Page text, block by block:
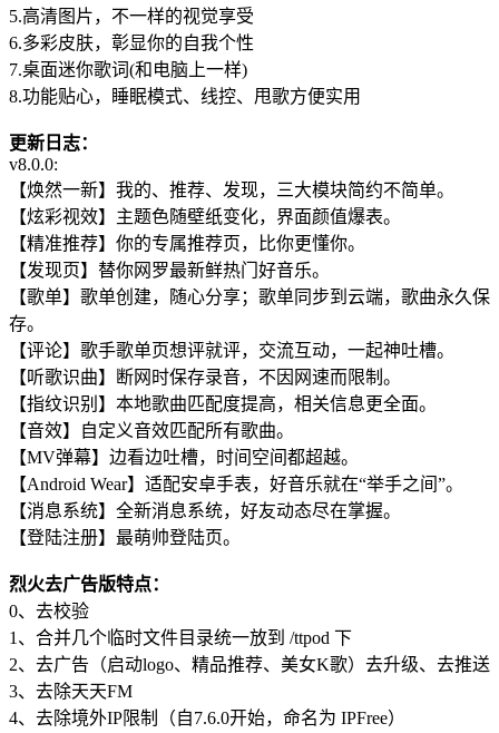
5.高清图片，不一样的视觉享受
6.多彩皮肤，彰显你的自我个性
7.桌面迷你歌词(和电脑上一样)
8.功能贴心，睡眠模式、线控、甩歌方便实用
更新日志：
v8.0.0:
【焕然一新】我的、推荐、发现，三大模块简约不简单。
【炫彩视效】主题色随壁纸变化，界面颜值爆表。
【精准推荐】你的专属推荐页，比你更懂你。
【发现页】替你网罗最新鲜热门好音乐。
【歌单】歌单创建，随心分享；歌单同步到云端，歌曲永久保
存。
【评论】歌手歌单页想评就评，交流互动，一起神吐槽。
【听歌识曲】断网时保存录音，不因网速而限制。
【指纹识别】本地歌曲匹配度提高，相关信息更全面。
【音效】自定义音效匹配所有歌曲。
【MV弹幕】边看边吐槽，时间空间都超越。
【Android Wear】适配安卓手表，好音乐就在“举手之间”。
【消息系统】全新消息系统，好友动态尽在掌握。
【登陆注册】最萌帅登陆页。
烈火去广告版特点：
0、去校验
1、合并几个临时文件目录统一放到 /ttpod 下
2、去广告（启动logo、精品推荐、美女K歌）去升级、去推送
3、去除天天FM
4、去除境外IP限制（自7.6.0开始，命名为 IPFree）